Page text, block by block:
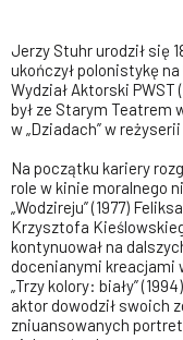
Jerzy Stuhr urodził się
ukończył polonistykę
Wydział Aktorski PWST
był ze Starym Teatrem
w „Dziadach” w
Na początku kariery
role w kinie moralnego
„Wodzireju” (1977)
Krzysztofa
kontynuował na
docenianymi kreacjami
„Trzy kolory: biały”
aktor dowodził swoich
zniuansowanych